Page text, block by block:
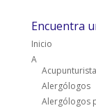
Encuentra
Inicio
A
Alergólogos
Alergólogos